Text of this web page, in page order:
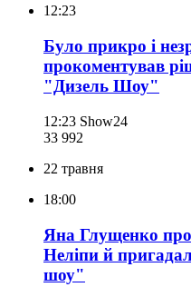
12:23
Було прикро і
прокоментував
"Дизель Шоу"
12:23 Show24
33 992
22 травня
18:00
Яна Глущенко
Неліпи й
шоу"